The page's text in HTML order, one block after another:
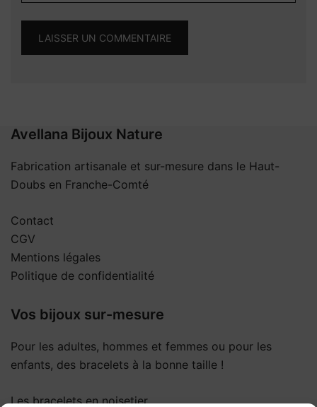
Avellana Bijoux Nature
Fabrication artisanale et sur-mesure dans le Haut-
Doubs en Franche-Comté
Contact
CGV
Mentions légales
Politique de confidentialité
Vos bijoux sur-mesure
Pour les adultes, hommes et femmes ou pour les
enfants, des bracelets à la bonne taille !
Les bracelets en noisetier